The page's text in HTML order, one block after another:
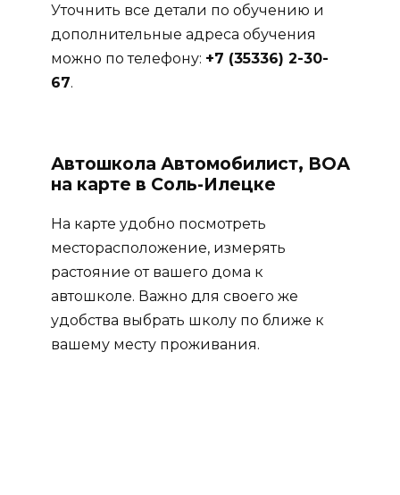
Уточнить все детали по обучению и
дополнительные адреса обучения
можно по телефону: +7 (35336) 2-30-
67.
Автошкола Автомобилист, ВОА
на карте в Соль-Илецке
На карте удобно посмотреть
месторасположение, измерять
растояние от вашего дома к
автошколе. Важно для своего же
удобства выбрать школу по ближе к
вашему месту проживания.